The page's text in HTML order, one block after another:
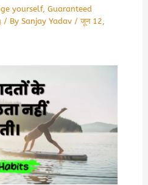
yourself, Guaranteed
/ By Sanjay Yadav /जून 12,